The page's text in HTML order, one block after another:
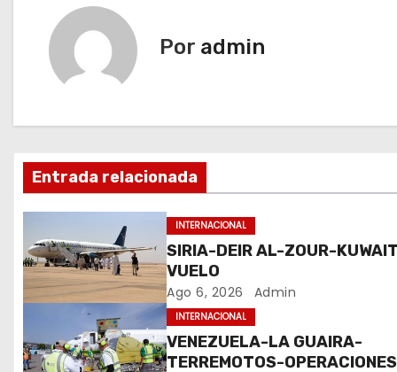
c
i
n
d
e
Por admin
Entrada relacionada
INTERNACIONAL
SIRIA-DEIR AL-ZOUR-
VUELO
Ago 6, 2026 Admin
INTERNACIONAL
VENEZUELA-LA GUAIRA-
TERREMOTOS-OPERACIONES